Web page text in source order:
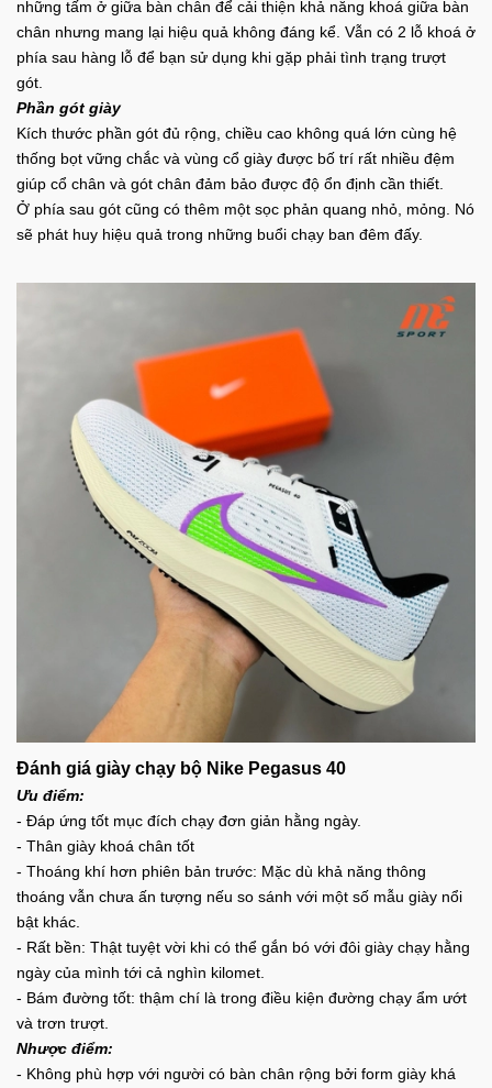
những tấm ở giữa bàn chân để cải thiện khả năng khoá giữa bàn
chân nhưng mang lại hiệu quả không đáng kể. Vẫn có 2 lỗ khoá ở
phía sau hàng lỗ để bạn sử dụng khi gặp phải tình trạng trượt
gót.
Phần gót giày
Kích thước phần gót đủ rộng, chiều cao không quá lớn cùng hệ
thống bọt vững chắc và vùng cổ giày được bố trí rất nhiều đệm
giúp cổ chân và gót chân đảm bảo được độ ổn định cần thiết.
Ở phía sau gót cũng có thêm một sọc phản quang nhỏ, mỏng. Nó
sẽ phát huy hiệu quả trong những buổi chạy ban đêm đấy.
Đánh giá giày chạy bộ Nike Pegasus 40
Ưu điểm:
- Đáp ứng tốt mục đích chạy đơn giản hằng ngày.
- Thân giày khoá chân tốt
- Thoáng khí hơn phiên bản trước: Mặc dù khả năng thông
thoáng vẫn chưa ấn tượng nếu so sánh với một số mẫu giày nổi
bật khác.
- Rất bền: Thật tuyệt vời khi có thể gắn bó với đôi giày chạy hằng
ngày của mình tới cả nghìn kilomet.
- Bám đường tốt: thậm chí là trong điều kiện đường chạy ẩm ướt
và trơn trượt.
Nhược điểm:
- Không phù hợp với người có bàn chân rộng bởi form giày khá